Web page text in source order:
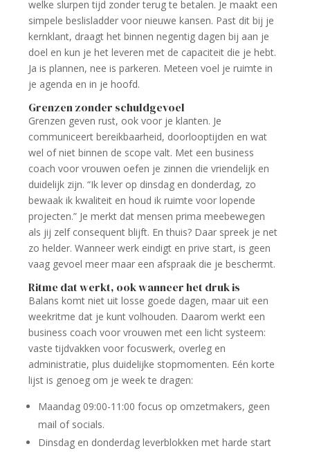
welke slurpen tijd zonder terug te betalen. Je maakt een
simpele beslisladder voor nieuwe kansen. Past dit bij je
kernklant, draagt het binnen negentig dagen bij aan je
doel en kun je het leveren met de capaciteit die je hebt.
Ja is plannen, nee is parkeren. Meteen voel je ruimte in
je agenda en in je hoofd.
Grenzen zonder schuldgevoel
Grenzen geven rust, ook voor je klanten. Je
communiceert bereikbaarheid, doorlooptijden en wat
wel of niet binnen de scope valt. Met een business
coach voor vrouwen oefen je zinnen die vriendelijk en
duidelijk zijn. “Ik lever op dinsdag en donderdag, zo
bewaak ik kwaliteit en houd ik ruimte voor lopende
projecten.” Je merkt dat mensen prima meebewegen
als jij zelf consequent blijft. En thuis? Daar spreek je net
zo helder. Wanneer werk eindigt en prive start, is geen
vaag gevoel meer maar een afspraak die je beschermt.
Ritme dat werkt, ook wanneer het druk is
Balans komt niet uit losse goede dagen, maar uit een
weekritme dat je kunt volhouden. Daarom werkt een
business coach voor vrouwen met een licht systeem:
vaste tijdvakken voor focuswerk, overleg en
administratie, plus duidelijke stopmomenten. Eén korte
lijst is genoeg om je week te dragen:
Maandag 09:00-11:00 focus op omzetmakers, geen
mail of socials.
Dinsdag en donderdag leverblokken met harde start